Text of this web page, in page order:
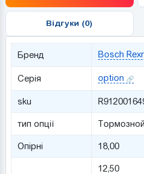
Відгуки (0)
Бренд Bosch
Серія option
sku
тип опції
Опірні 18,00
12,50